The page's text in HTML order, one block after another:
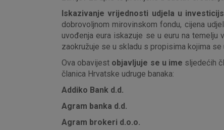
Iskazivanje vrijednosti udjela u
dobrovoljnom mirovinskom fondu, cijena
uvođenja eura iskazuje se u euru na
zaokružuje se u skladu s propisima kojima
Ova obavijest objavljuje se u ime sljedećih
članica Hrvatske udruge banaka:
Addiko Bank d.d.
Agram banka d.d.
Agram brokeri d.o.o.